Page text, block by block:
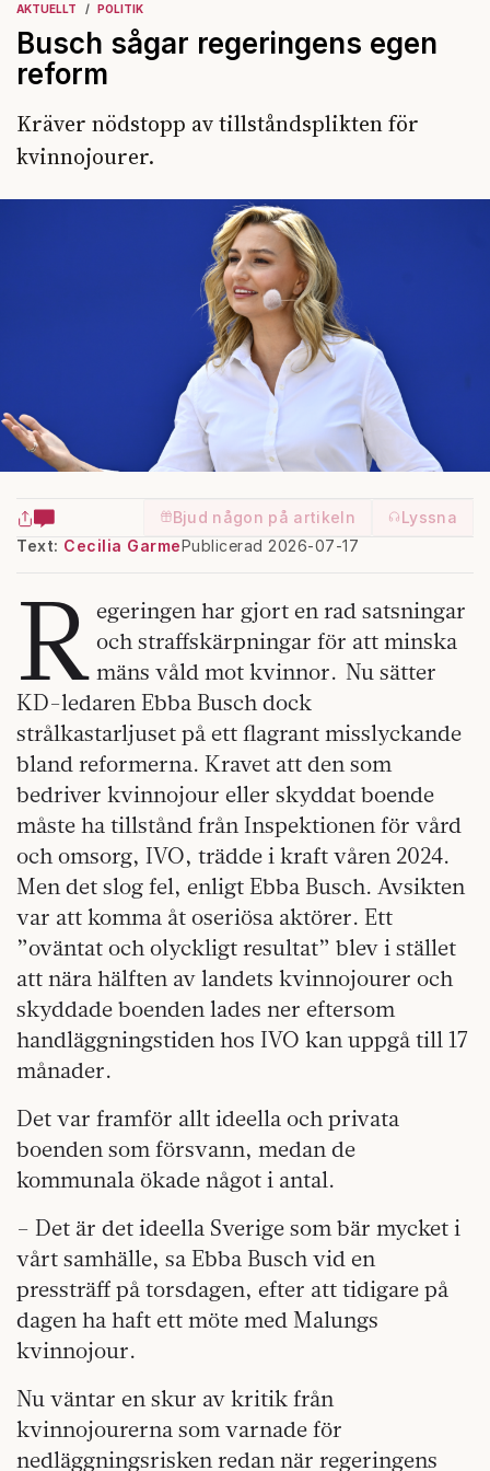
AKTUELLT POLITIK
Busch sågar regeringens egen
reform
Kräver nödstopp av tillståndsplikten för
kvinnojourer.
Bjud någon på artikeln
Lyssna
Text: Cecilia GarmePublicerad 2026-07-17
R egeringen har gjort en rad satsningar
och straffskärpningar för att minska
mäns våld mot kvinnor. Nu sätter
KD-ledaren Ebba Busch dock
strålkastarljuset på ett flagrant misslyckande
bland reformerna. Kravet att den som
bedriver kvinnojour eller skyddat boende
måste ha tillstånd från Inspektionen för vård
och omsorg, IVO, trädde i kraft våren 2024.
Men det slog fel, enligt Ebba Busch. Avsikten
var att komma åt oseriösa aktörer. Ett
”oväntat och olyckligt resultat” blev i stället
att nära hälften av landets kvinnojourer och
skyddade boenden lades ner eftersom
handläggningstiden hos IVO kan uppgå till 17
månader.
Det var framför allt ideella och privata
boenden som försvann, medan de
kommunala ökade något i antal.
– Det är det ideella Sverige som bär mycket i
vårt samhälle, sa Ebba Busch vid en
pressträff på torsdagen, efter att tidigare på
dagen ha haft ett möte med Malungs
kvinnojour.
Nu väntar en skur av kritik från
kvinnojourerna som varnade för
nedläggningsrisken redan när regeringens